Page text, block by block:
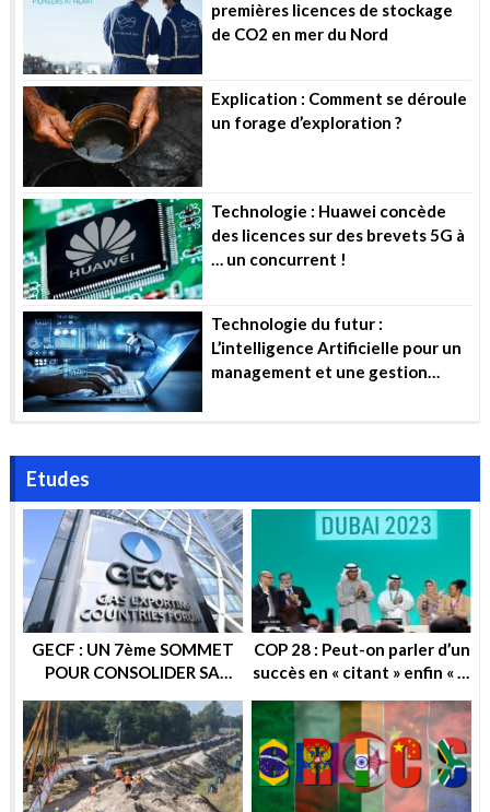
premières licences de stockage
de CO2 en mer du Nord
Explication : Comment se déroule
un forage d’exploration ?
Technologie : Huawei concède
des licences sur des brevets 5G à
… un concurrent !
Technologie du futur :
L’intelligence Artificielle pour un
management et une gestion
Etudes
GECF : UN 7ème SOMMET
POUR CONSOLIDER SA
ENERGETIQUE
COP 28 : Peut-on parler d’un
succès en « citant » enfin « la
énergies fossiles » ?